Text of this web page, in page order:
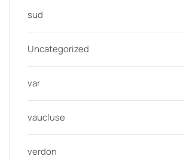
sud
Uncategorized
var
vaucluse
verdon